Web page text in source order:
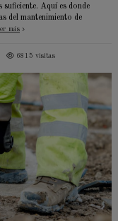
Aquí es donde
del mantenimiento de
más
6815 visitas